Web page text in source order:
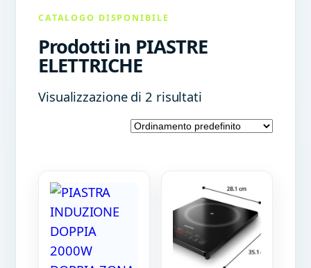
CATALOGO DISPONIBILE
Prodotti in PIASTRE
ELETTRICHE
Visualizzazione di 2 risultati